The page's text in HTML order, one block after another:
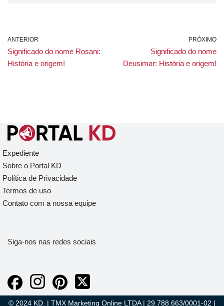
ANTERIOR
Significado do nome Rosani:
História e origem!
PRÓXIMO
Significado do nome
Deusimar: História e origem!
Expediente
Sobre o Portal KD
Política de Privacidade
Termos de uso
Contato com a nossa equipe
Siga-nos nas redes sociais
© 2024 KD. | TMX Marketing Online LTDA | 29.788.663/0001-02 |